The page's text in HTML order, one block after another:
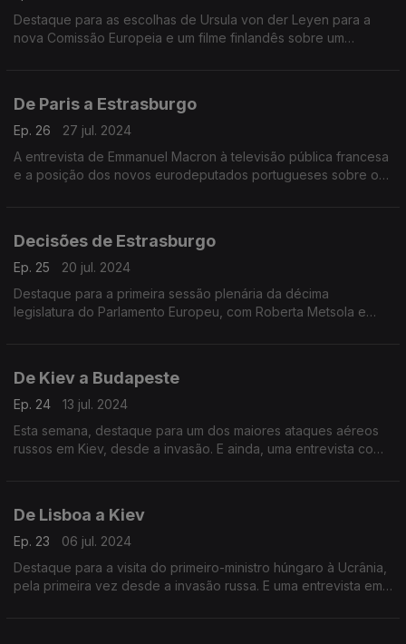
Destaque para as escolhas de Ursula von der Leyen para a
nova Comissão Europeia e um filme finlandês sobre um
De Paris a Estrasburgo
Ep. 26
27 jul. 2024
A entrevista de Emmanuel Macron à televisão pública francesa
e a posição dos novos eurodeputados portugueses sobre o
Decisões de Estrasburgo
Ep. 25
20 jul. 2024
Destaque para a primeira sessão plenária da décima
legislatura do Parlamento Europeu, com Roberta Metsola e
De Kiev a Budapeste
Ep. 24
13 jul. 2024
Esta semana, destaque para um dos maiores ataques aéreos
russos em Kiev, desde a invasão. E ainda, uma entrevista com
De Lisboa a Kiev
Ep. 23
06 jul. 2024
Destaque para a visita do primeiro-ministro húngaro à Ucrânia,
pela primeira vez desde a invasão russa. E uma entrevista em